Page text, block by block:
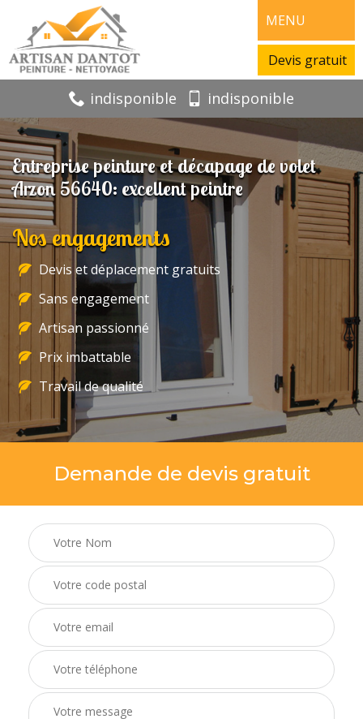
MENU
Devis gratuit
indisponible indisponible
Entreprise peinture et décapage de volet
Arzon 56640: excellent peintre
Nos engagements
Devis et déplacement gratuits
Sans engagement
Artisan passionné
Prix imbattable
Travail de qualité
Demande de devis gratuit